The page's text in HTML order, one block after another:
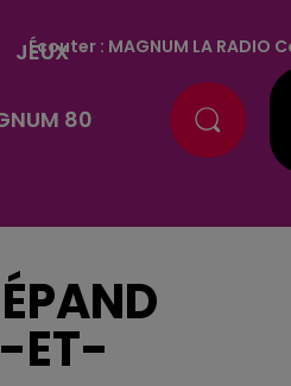
JEUX
80
Écouter : MAGNUM LA RADIO
ET-